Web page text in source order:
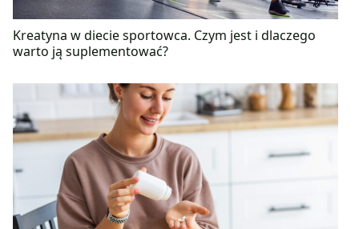
Kreatyna w diecie sportowca. Czym jest i dlaczego
warto ją suplementować?